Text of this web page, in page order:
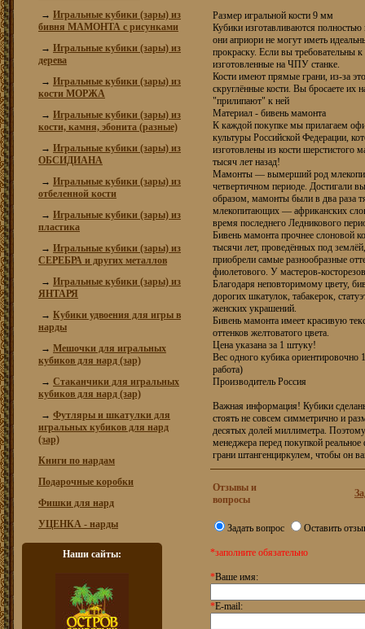
→ Игральные кубики (зары) из
бивня МАМОНТА с рисунками
→ Игральные кубики (зары) из
дерева
→ Игральные кубики (зары) из
кости МОРЖА
→ Игральные кубики (зары) из
кости, камня, эбонита (разные)
→ Игральные кубики (зары) из
ОБСИДИАНА
→ Игральные кубики (зары) из
отбеленной кости
→ Игральные кубики (зары) из
пластика
→ Игральные кубики (зары) из
СЕРЕБРА и других металлов
→ Игральные кубики (зары) из
ЯНТАРЯ
→ Кубики удвоения для игры в
нарды
→ Мешочки для игральных
кубиков для нард (зар)
→ Стаканчики для игральных
кубиков для нард (зар)
→ Футляры и шкатулки для
игральных кубиков для нард
(зар)
Книги по нардам
Подарочные коробки
Фишки для нард
УЦЕНКА - нарды
Наши сайты:
Размер игральной кости 9 мм
Кубики изготавливаются
они априори не могут иметь
прокраску. Если вы требовательны
изготовленные на ЧПУ станке.
Кости имеют прямые грани, из-за
скруглённые кости. Вы бросаете их
"прилипают" к ней
Материал - бивень мамонта
К каждой покупке мы прилагаем
культуры Российской Федерации,
изготовлены из кости
тысяч лет назад!
Мамонты — вымерший род
четвертичном периоде. Достигали
образом, мамонты были в два раза
млекопитающих — африканских
время последнего Ледникового
Бивень мамонта прочнее слоновой
тысячи лет, проведённых под
приобрели самые разнообразные
фиолетового. У мастеров-
Благодаря неповторимому цвету,
дорогих шкатулок, табакерок,
женских украшений.
Бивень мамонта имеет красивую
оттенков желтоватого цвета.
Цена указана за 1 штуку!
Вес одного кубика ориентировочно
работа)
Производитель Россия
Важная информация! Кубики
стоять не совсем симметрично и
десятых долей миллиметра.
менеджера перед покупкой
грани штангенциркулем, чтобы он
Отзывы и
вопросы
Задать вопрос Оставить
*заполните обязательно
*Ваше имя:
*E-mail: